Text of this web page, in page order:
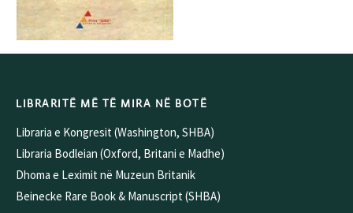
LIBRARITË MË TË MIRA NË BOTË
Libraria e Kongresit (Washington, SHBA)
Libraria Bodleian (Oxford, Britani e Madhe)
Dhoma e Leximit në Muzeun Britanik
Beinecke Rare Book & Manuscript (SHBA)